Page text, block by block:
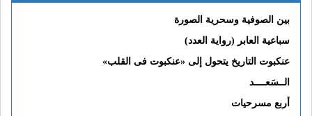
بين الصوفية وسحرية الصورة
سباعية العابر (رواية العدد)
عنكبوت التاريخ يتحول إلى «عنكبوت فى القلب»
الــسَعــــد
أربع مسرحيات